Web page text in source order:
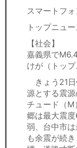
飲食店情報
スマートフ
トップニュー
【社会】
嘉義県で
けが（トッ
きょう21日
源とする震
チュード（
郷は最大震
弱、台中市
も余震が続